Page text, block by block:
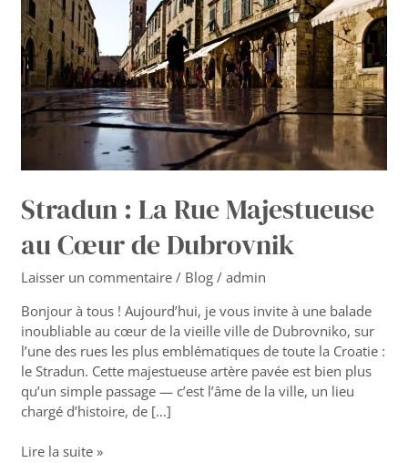
Stradun : La Rue Majestueuse
au Cœur de Dubrovnik
Laisser un commentaire / Blog /admin
Bonjour à tous ! Aujourd’hui, je vous invite à une balade
inoubliable au cœur de la vieille ville de Dubrovniko, sur
l’une des rues les plus emblématiques de toute la Croatie :
le Stradun. Cette majestueuse artère pavée est bien plus
qu’un simple passage — c’est l’âme de la ville, un lieu
chargé d’histoire, de […]
La
Rue
Majestueuse
au
Cœur
de
Dubrovnik
Lire la suite »